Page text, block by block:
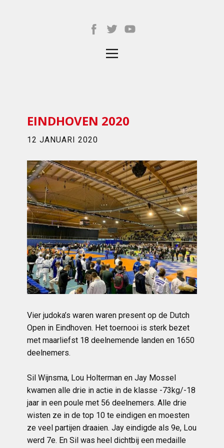
EINDHOVEN 2020
12 JANUARI 2020
Vier judoka’s waren waren present op de Dutch
Open in Eindhoven. Het toernooi is sterk bezet
met maarliefst 18 deelnemende landen en 1650
deelnemers.
Sil Wijnsma, Lou Holterman en Jay Mossel
kwamen alle drie in actie in de klasse -73kg/-18
jaar in een poule met 56 deelnemers. Alle drie
wisten ze in de top 10 te eindigen en moesten
ze veel partijen draaien. Jay eindigde als 9e, Lou
werd 7e. En Sil was heel dichtbij een medaille